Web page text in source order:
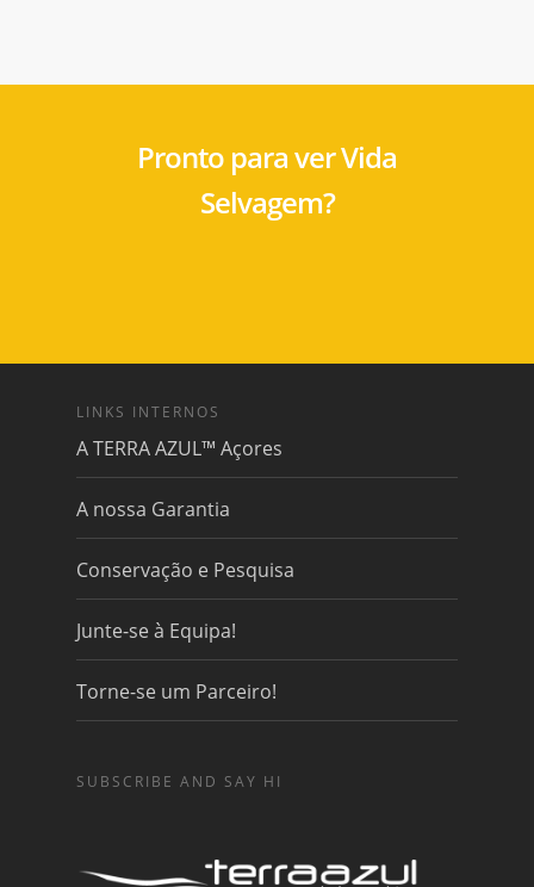
Pronto para ver Vida
Selvagem?
LINKS INTERNOS
A TERRA AZUL™ Açores
A nossa Garantia
Conservação e Pesquisa
Junte-se à Equipa!
Torne-se um Parceiro!
SUBSCRIBE AND SAY HI